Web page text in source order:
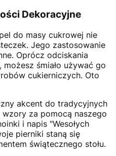
Dekoracyjne
do masy cukrowej nie
Jego zastosowanie
Oprócz odciskania
śmiało używać go
cukierniczych. Oto
akcent do tradycyjnych
za pomocą naszego
i napis "Wesołych
pierniki staną się
świątecznego stołu.